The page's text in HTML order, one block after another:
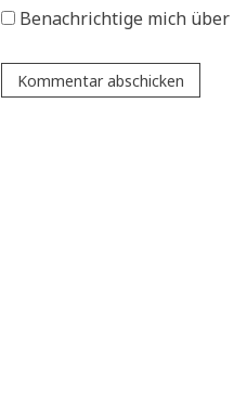
Benachrichtige mich